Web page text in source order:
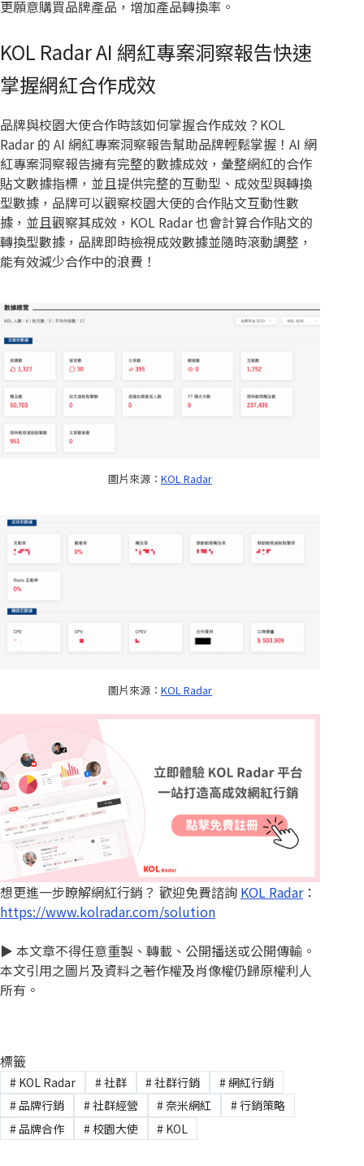
更願意購買品牌產品，增加產品轉換率。
KOL Radar AI 網紅專案洞察報告快速
掌握網紅合作成效
品牌與校園大使合作時該如何掌握合作成效？KOL
Radar 的 AI 網紅專案洞察報告幫助品牌輕鬆掌握！AI 網
紅專案洞察報告擁有完整的數據成效，彙整網紅的合作
貼文數據指標，並且提供完整的互動型、成效型與轉換
型數據，品牌可以觀察校園大使的合作貼文互動性數
據，並且觀察其成效，KOL Radar 也會計算合作貼文的
轉換型數據，品牌即時檢視成效數據並隨時滾動調整，
能有效減少合作中的浪費！
圖片來源：KOL Radar
圖片來源：KOL Radar
想更進一步瞭解網紅行銷？ 歡迎免費諮詢 KOL Radar：
https://www.kolradar.com/solution
▶︎ 本文章不得任意重製、轉載、公開播送或公開傳輸。
本文引用之圖片及資料之著作權及肖像權仍歸原權利人
所有。
標籤
#KOL Radar #社群 #社群行銷 #網紅行銷
#品牌行銷 #社群經營 #奈米網紅 #行銷策略
#品牌合作 #校園大使 # KOL